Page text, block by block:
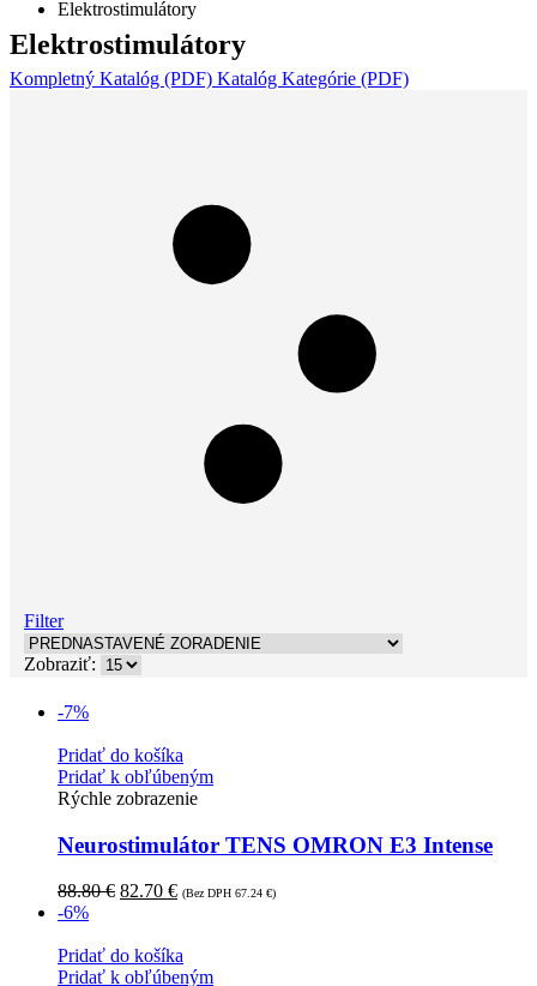
Elektrostimulátory
Elektrostimulátory
Kompletný Katalóg (PDF) Katalóg Kategórie (PDF)
Filter
Zobraziť:
-7%
Pridať do košíka
Pridať k obľúbeným
Rýchle zobrazenie
Neurostimulátor TENS OMRON E3 Intense
88.80€ 82.70 € (Bez DPH 67.24 €)
-6%
Pridať do košíka
Pridať k obľúbeným